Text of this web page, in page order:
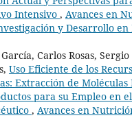
Intensivo , Avances en
y Desarrollo
Carlos Rosas,
Uso Eficiente de los
Extracción de Moléculas
para su Empleo en
, Avances en